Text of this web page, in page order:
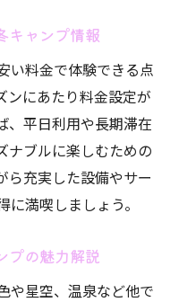
キャンプ情報
い料金で体験できる点
ンにあたり料金設定が
、平日利用や長期滞在
ナブルに楽しむための
ら充実した設備やサー
満喫しましょう。
プの魅力解説
や星空、温泉など他で